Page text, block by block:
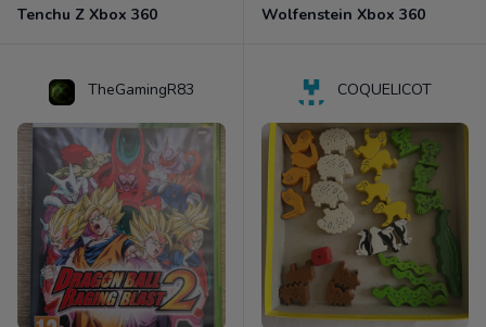
Tenchu Z Xbox 360 Wolfenstein Xbox 360
TheGamingR83 COQUELICOT